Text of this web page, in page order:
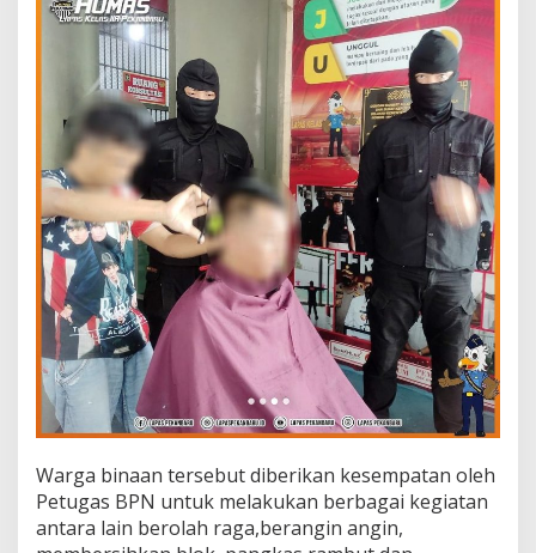
P
B
E
A
K
T
I
T
A
S
Warga binaan tersebut diberikan kesempatan oleh
Petugas BPN untuk melakukan berbagai kegiatan
antara lain berolah raga,berangin angin,